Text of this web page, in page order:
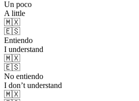
Un poco
A little
🇲🇽
🇪🇸
Entiendo
I understand
🇲🇽
🇪🇸
No entiendo
I don’t understand
🇲🇽